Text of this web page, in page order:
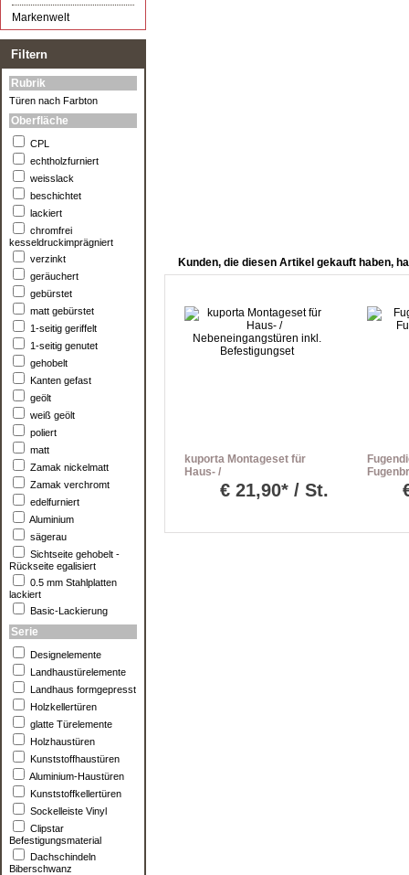
Kunden, die diesen Artikel gekauft haben,
kuporta Montageset für
Haus- /
Nebeneingangstüren inkl.
Befestigungset
€ 21,90* / St.
Markenwelt
Filtern
Rubrik
Türen nach Farbton
Oberfläche
CPL
echtholzfurniert
weisslack
beschichtet
lackiert
chromfrei
kesseldruckimprägniert
verzinkt
geräuchert
gebürstet
matt gebürstet
1-seitig geriffelt
1-seitig genutet
gehobelt
Kanten gefast
geölt
weiß geölt
poliert
matt
Zamak nickelmatt
Zamak verchromt
edelfurniert
Aluminium
sägerau
Sichtseite gehobelt -
Rückseite egalisiert
0.5 mm Stahlplatten
lackiert
Basic-Lackierung
Serie
Designelemente
Landhaustürelemente
Landhaus formgepresst
Holzkellertüren
glatte Türelemente
Holzhaustüren
Kunststoffhaustüren
Aluminium-Haustüren
Kunststoffkellertüren
Sockelleiste Vinyl
Clipstar
Befestigungsmaterial
Dachschindeln
Biberschwanz